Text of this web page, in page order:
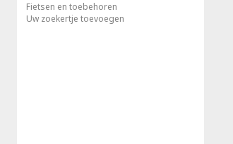
Fietsen en toebehoren
Uw zoekertje toevoegen